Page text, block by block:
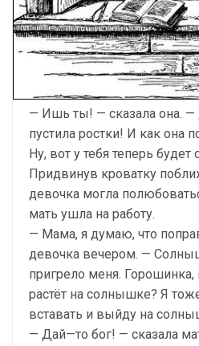
— Ишь ты! — сказала она. —
пустила ростки! И как она
Ну, вот у тебя теперь будет
Придвинув кроватку
девочка могла
мать ушла на работу.
— Мама, я думаю, что
девочка вечером. —
пригрело меня.
растёт на солнышке? Я
вставать и выйду на
— Дай—то бог! — сказала